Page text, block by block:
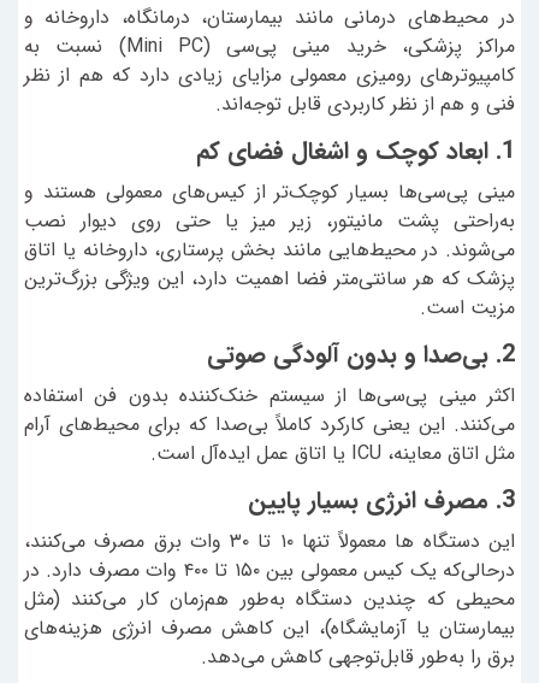
در محیط‌های درمانی مانند بیمارستان، درمانگاه، داروخانه و
مراکز پزشکی، خرید مینی پی‌سی (Mini PC) نسبت به
کامپیوترهای رومیزی معمولی مزایای زیادی دارد که هم از نظر
فنی و هم از نظر کاربردی قابل توجه‌اند.
1. ابعاد کوچک و اشغال فضای کم
مینی پی‌سی‌ها بسیار کوچک‌تر از کیس‌های معمولی هستند و
به‌راحتی پشت مانیتور، زیر میز یا حتی روی دیوار نصب
می‌شوند. در محیط‌هایی مانند بخش پرستاری، داروخانه یا اتاق
پزشک که هر سانتی‌متر فضا اهمیت دارد، این ویژگی بزرگ‌ترین
مزیت است.
2. بی‌صدا و بدون آلودگی صوتی
اکثر مینی پی‌سی‌ها از سیستم خنک‌کننده بدون فن استفاده
می‌کنند. این یعنی کارکرد کاملاً بی‌صدا که برای محیط‌های آرام
مثل اتاق معاینه، ICU یا اتاق عمل ایده‌آل است.
3. مصرف انرژی بسیار پایین
این دستگاه ها معمولاً تنها ۱۰ تا ۳۰ وات برق مصرف می‌کنند،
درحالی‌که یک کیس معمولی بین ۱۵۰ تا ۴۰۰ وات مصرف دارد. در
محیطی که چندین دستگاه به‌طور هم‌زمان کار می‌کنند (مثل
بیمارستان یا آزمایشگاه)، این کاهش مصرف انرژی هزینه‌های
برق را به‌طور قابل‌توجهی کاهش می‌دهد.